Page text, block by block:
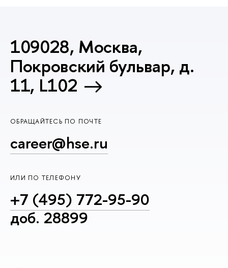
109028, Москва,
Покровский бульвар, д.
11, L102
ОБРАЩАЙТЕСЬ ПО ПОЧТЕ
career@hse.ru
ИЛИ ПО ТЕЛЕФОНУ
+7 (495) 772-95-90
доб. 28899